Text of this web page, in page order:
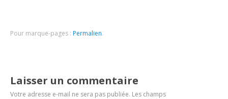
Pour marque-pages : Permalien.
Laisser un commentaire
Votre adresse e-mail ne sera pas publiée. Les champs